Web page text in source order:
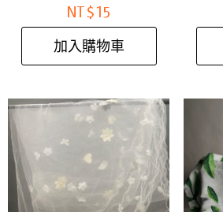
NT$ 15
加入購物車